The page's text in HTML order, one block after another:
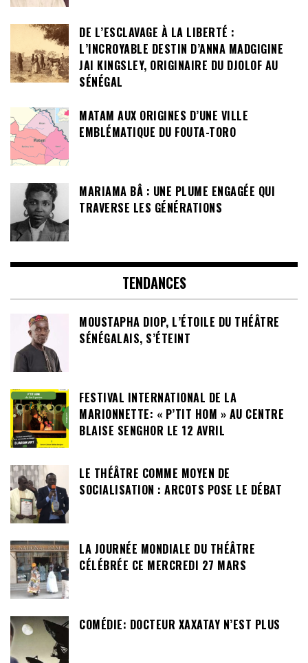
DE L’ESCLAVAGE À LA LIBERTÉ :
L’INCROYABLE DESTIN D’ANNA MADGIGINE
JAI KINGSLEY, ORIGINAIRE DU DJOLOF AU
SÉNÉGAL
MATAM AUX ORIGINES D’UNE VILLE
EMBLÉMATIQUE DU FOUTA-TORO
MARIAMA BÂ : UNE PLUME ENGAGÉE QUI
TRAVERSE LES GÉNÉRATIONS
TENDANCES
MOUSTAPHA DIOP, L’ÉTOILE DU THÉÂTRE
SÉNÉGALAIS, S’ÉTEINT
FESTIVAL INTERNATIONAL DE LA
MARIONNETTE: « P’TIT HOM » AU CENTRE
BLAISE SENGHOR LE 12 AVRIL
LE THÉÂTRE COMME MOYEN DE
SOCIALISATION : ARCOTS POSE LE DÉBAT
LA JOURNÉE MONDIALE DU THÉÂTRE
CÉLÉBRÉE CE MERCREDI 27 MARS
COMÉDIE: DOCTEUR XAXATAY N’EST PLUS